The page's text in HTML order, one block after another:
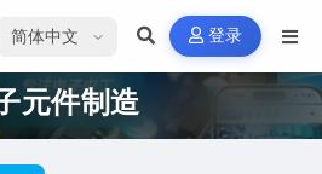
选择语言 登录
元件制造